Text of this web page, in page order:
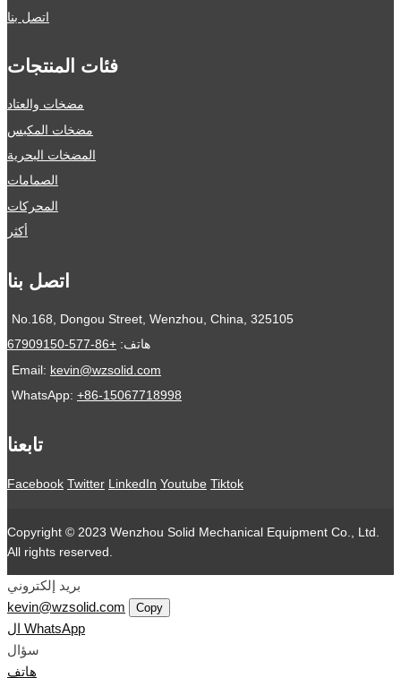
اتصل بنا
فئات المنتجات
مضخات والعتاد
مضخات المكبس
المضخات البحرية
الصمامات
المحركات
أكثر
اتصل بنا
No.168, Dongou Street, Wenzhou, China, 325105
هاتف: +86-577-67909150
Email: kevin@wzsolid.com
WhatsApp: +86-15067718998
تابعنا
Facebook Twitter LinkedIn Youtube Tiktok
Copyright © 2023 Wenzhou Solid Mechanical Equipment Co., Ltd.
All rights reserved.
بريد إلكتروني
kevin@wzsolid.com
Copy
ال WhatsApp
سؤال
هاتف